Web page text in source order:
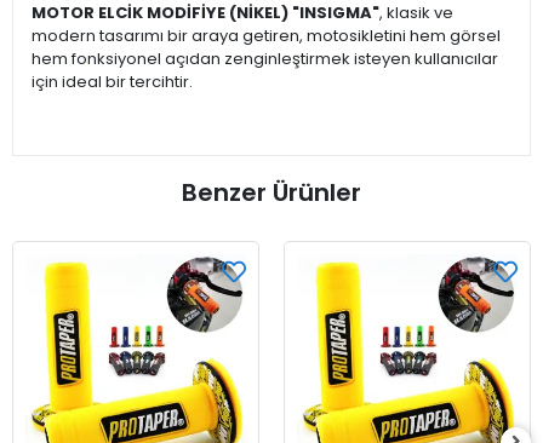
MOTOR ELCİK MODİFİYE (NİKEL) "INSIGMA", klasik ve
modern tasarımı bir araya getiren, motosikletini hem görsel
hem fonksiyonel açıdan zenginleştirmek isteyen kullanıcılar
için ideal bir tercihtir.
Benzer Ürünler